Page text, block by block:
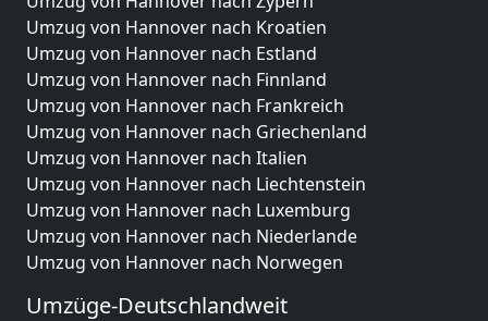
Umzug von Hannover nach Kroatien
Umzug von Hannover nach Estland
Umzug von Hannover nach Finnland
Umzug von Hannover nach Frankreich
Umzug von Hannover nach Griechenland
Umzug von Hannover nach Italien
Umzug von Hannover nach Liechtenstein
Umzug von Hannover nach Luxemburg
Umzug von Hannover nach Niederlande
Umzug von Hannover nach Norwegen
Umzüge-Deutschlandweit